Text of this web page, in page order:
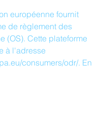
européenne fournit
de règlement des
(OS). Cette plateforme
à l'adresse
consumers/odr/. En